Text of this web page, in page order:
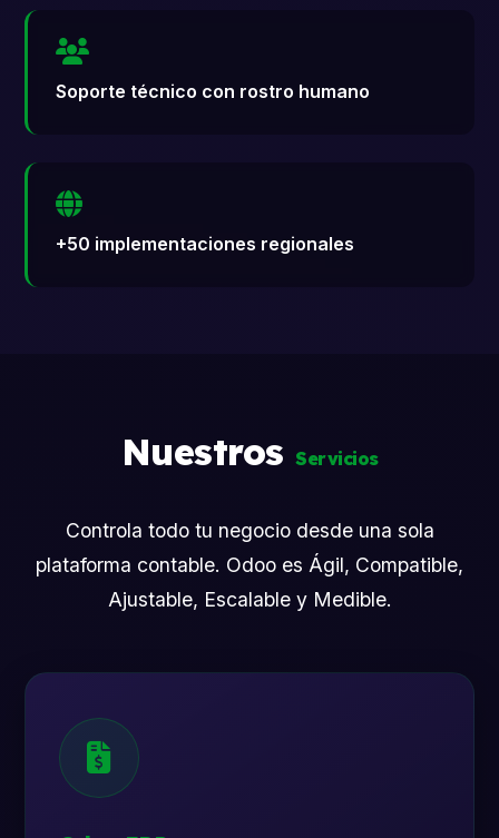
Soporte técnico con rostro humano
+50 implementaciones regionales
Nuestros Servicios
Controla todo tu negocio desde una sola
plataforma contable. Odoo es Ágil, Compatible,
Ajustable, Escalable y Medible.